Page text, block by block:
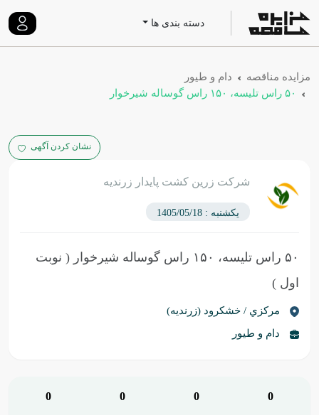
دسته بندی ها
مزایده مناقصه
دام و طیور
۵۰ راس تلیسه، ۱۵۰ راس گوساله شیرخوار
نشان کردن آگهی
شرکت زرین کشت پایدار زرندیه
یکشنبه : 1405/05/18
۵۰ راس تلیسه، ۱۵۰ راس گوساله شیرخوار
( نوبت
اول )
مركزي / خشکرود (زرندیه)
دام و طیور
0
0
0
0